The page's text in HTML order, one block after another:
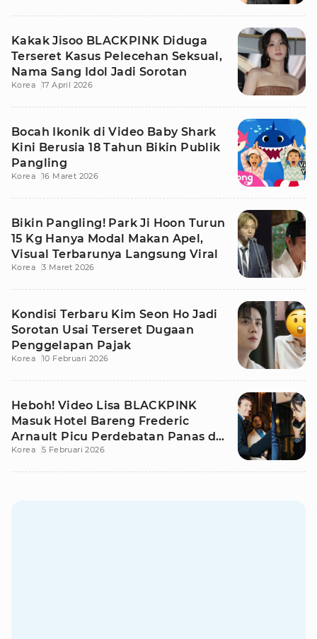
Kakak Jisoo BLACKPINK Diduga
Terseret Kasus Pelecehan Seksual,
Nama Sang Idol Jadi Sorotan
Korea 17 April 2026
Bocah Ikonik di Video Baby Shark
Kini Berusia 18 Tahun Bikin Publik
Pangling
Korea 16 Maret 2026
Bikin Pangling! Park Ji Hoon Turun
15 Kg Hanya Modal Makan Apel,
Visual Terbarunya Langsung Viral
Korea 3 Maret 2026
Kondisi Terbaru Kim Seon Ho Jadi
Sorotan Usai Terseret Dugaan
Penggelapan Pajak
Korea 10 Februari 2026
Heboh! Video Lisa BLACKPINK
Masuk Hotel Bareng Frederic
Arnault Picu Perdebatan Panas di
Medsos
Korea 5 Februari 2026